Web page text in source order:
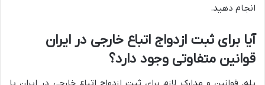
انجام دهید.
آیا برای ثبت ازدواج اتباع خارجی در ایران
قوانین متفاوتی وجود دارد؟